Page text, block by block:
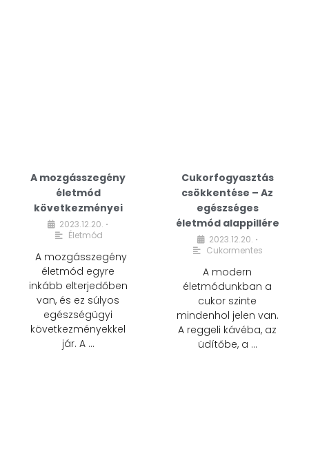
A mozgásszegény
életmód
következményei
2023.12.20. •
Életmód
A mozgásszegény
életmód egyre
inkább elterjedőben
van, és ez súlyos
egészségügyi
következményekkel
jár. A …
Cukorfogyasztás
csökkentése – Az
egészséges
életmód alappillére
2023.12.20. •
Cukormentes
A modern
életmódunkban a
cukor szinte
mindenhol jelen van.
A reggeli kávéba, az
üdítőbe, a …